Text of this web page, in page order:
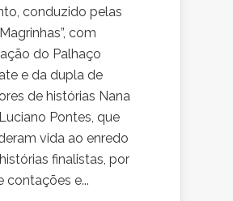
conduzido pelas
com
do Palhaço
e da dupla de
de histórias Nana
Pontes, que
vida ao enredo
finalistas, por
contações e...